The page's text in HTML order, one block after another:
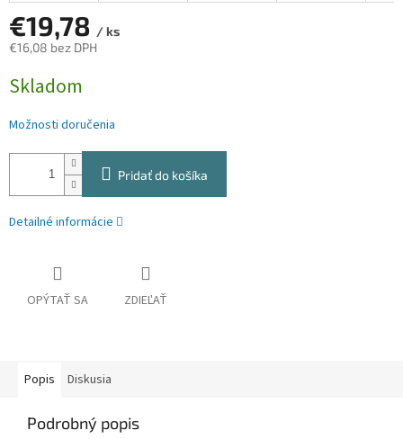
€19,78 / ks
€16,08 bez DPH
cena:
Skladom
Možnosti doručenia
Pridať do košíka
Detailné informácie
OPÝTAŤ SA ZDIEĽAŤ
Popis Diskusia
Podrobný popis